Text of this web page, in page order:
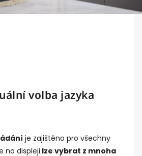
volba jazyka
je zajištěno pro všechny
na displeji lze vybrat z mnoha